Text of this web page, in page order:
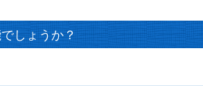
でしょうか？